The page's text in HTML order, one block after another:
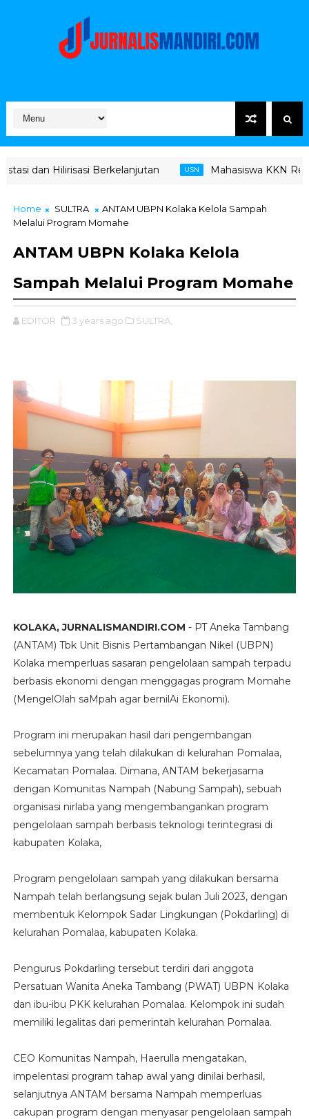
Berkelanjutan USN Mahasiswa KKN Reguler USN
Home SULTRA
ANTAM UBPN Kolaka Kelola Sampah
Melalui Program Momahe
ANTAM UBPN Kolaka Kelola
Sampah Melalui Program Momahe
EDITOR 3 years ago SULTRA,
KOLAKA, JURNALISMANDIRI.COM - PT Aneka Tambang
(ANTAM) Tbk Unit Bisnis Pertambangan Nikel (UBPN)
Kolaka memperluas sasaran pengelolaan sampah terpadu
berbasis ekonomi dengan menggagas program Momahe
(MengelOlah saMpah agar bernilAi Ekonomi).
Program ini merupakan hasil dari pengembangan
sebelumnya yang telah dilakukan di kelurahan Pomalaa,
Kecamatan Pomalaa. Dimana, ANTAM bekerjasama
dengan Komunitas Nampah (Nabung Sampah), sebuah
organisasi nirlaba yang mengembangankan program
pengelolaan sampah berbasis teknologi terintegrasi di
kabupaten Kolaka,
Program pengelolaan sampah yang dilakukan bersama
Nampah telah berlangsung sejak bulan Juli 2023, dengan
membentuk Kelompok Sadar Lingkungan (Pokdarling) di
kelurahan Pomalaa, kabupaten Kolaka.
Pengurus Pokdarling tersebut terdiri dari anggota
Persatuan Wanita Aneka Tambang (PWAT) UBPN Kolaka
dan ibu-ibu PKK kelurahan Pomalaa. Kelompok ini sudah
memiliki legalitas dari pemerintah kelurahan Pomalaa.
CEO Komunitas Nampah, Haerulla mengatakan,
impelentasi program tahap awal yang dinilai berhasil,
selanjutnya ANTAM bersama Nampah memperluas
cakupan program dengan menyasar pengelolaan sampah